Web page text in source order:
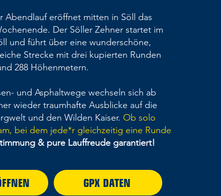
Abendlauf eröffnet mitten in Söll das
Der Söller Zehner startet im
und führt über eine wunderschöne,
Strecke mit drei kupierten Runden
288 Höhenmetern.
und Asphaltwege wechseln sich ab
wieder traumhafte Ausblicke auf die
und den Wilden Kaiser. Ob solo
bei dem jede*r gleichzeitig eine Runde
& pure Lauffreude garantiert!
GPX DATEN